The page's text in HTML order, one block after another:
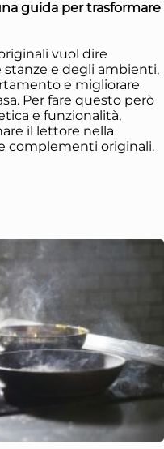
guida per trasformare
vuol dire
stanze e degli ambienti,
e migliorare
Per fare questo però
e funzionalità,
il lettore nella
complementi originali.